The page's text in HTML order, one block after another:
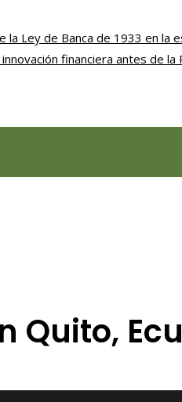
la Ley de Banca de 1933 en la
financiera antes de la
Quito,